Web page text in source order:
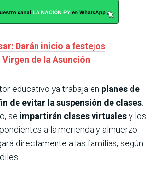
Darán inicio a festejos
de la Asunción
educativo ya trabaja en planes de
de evitar la suspensión de clases
se impartirán clases virtualesy los
a la merienda y almuerzo
directamente a las familias, según